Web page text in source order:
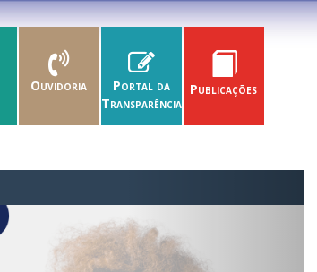
Ouvidoria
Portal da
Transparência
Publicações